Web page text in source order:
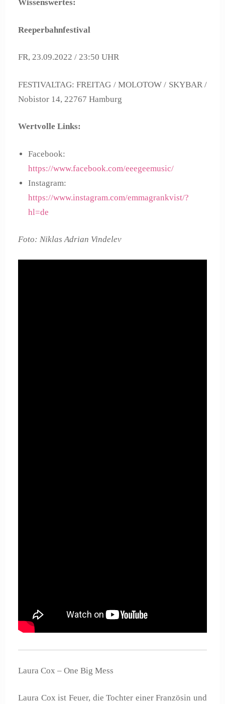
Wissenswertes:
Reeperbahnfestival
FR, 23.09.2022 / 23:50 UHR
FESTIVALTAG: FREITAG / MOLOTOW / SKYBAR /
Nobistor 14, 22767 Hamburg
Wertvolle Links:
Facebook:
https://www.facebook.com/eeegeemusic/
Instagram:
https://www.instagram.com/emmagrankvist/?
hl=de
Foto: Niklas Adrian Vindelev
Laura Cox – One Big Mess
Laura Cox ist Feuer, die Tochter einer Französin und